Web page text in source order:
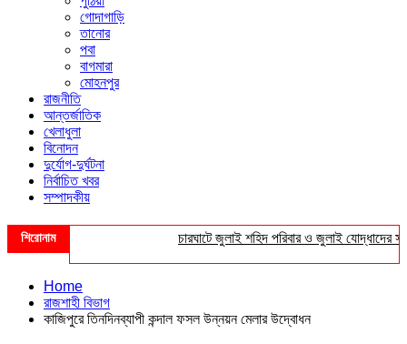
গোদাগাড়ি
তানোর
পবা
বাগমারা
মোহনপুর
রাজনীতি
আন্তর্জাতিক
খেলাধুলা
বিনোদন
দুর্যোগ-দুর্ঘটনা
নির্বাচিত খবর
সম্পাদকীয়
শিরোনাম চারঘাটে জুলাই শহিদ পরিবার ও জুলাই যোদ্ধাদের
Home
রাজশাহী বিভাগ
কাজিপুরে তিনদিনব্যাপী কন্দাল ফসল উন্নয়ন মেলার উদ্বোধন